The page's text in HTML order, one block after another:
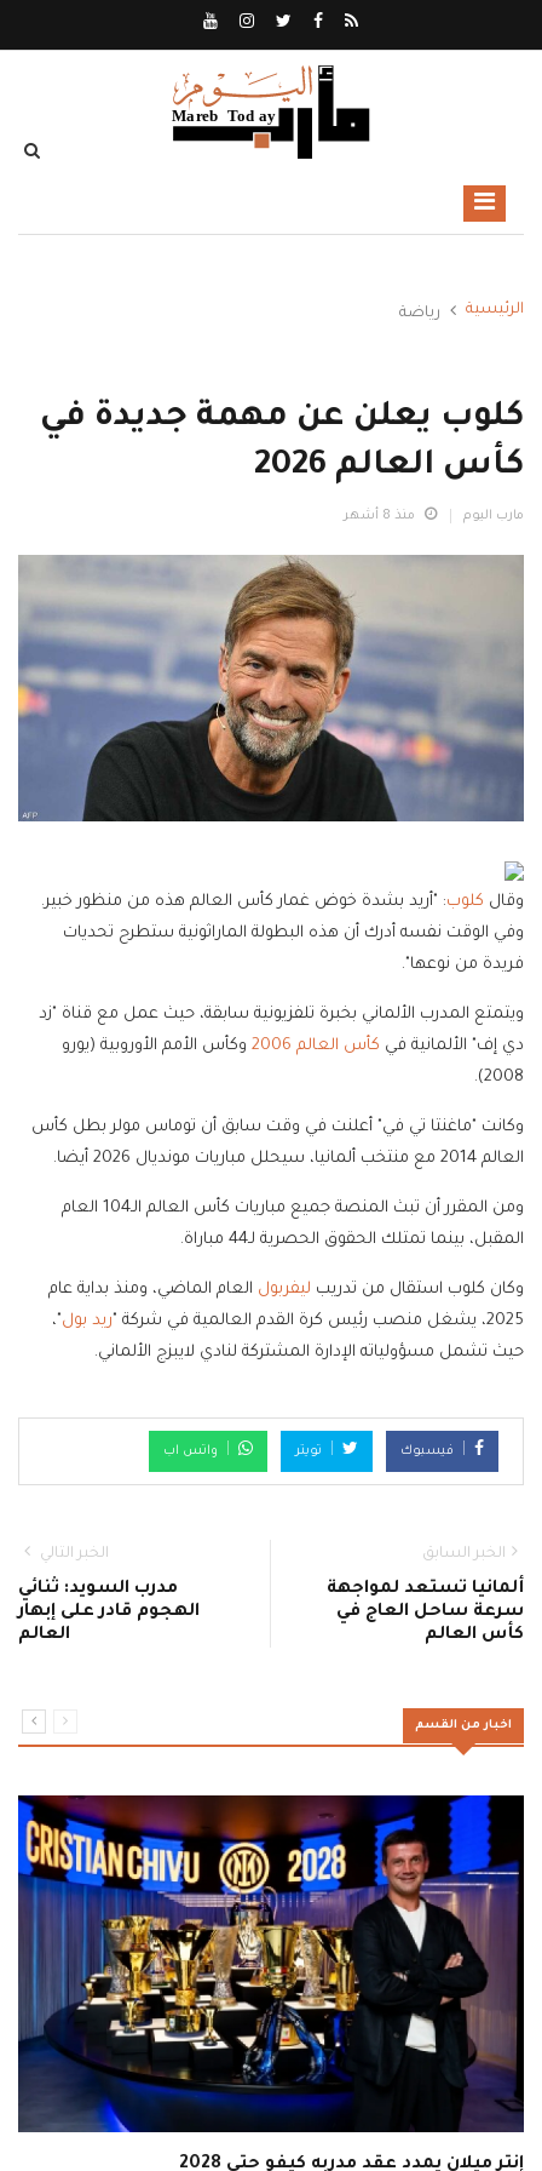
الرئيسية رياضة
كلوب يعلن عن مهمة جديدة في
كأس العالم 2026
مارب اليوم منذ 8 أشهر
وقال كلوب: "أريد بشدة خوض غمار كأس العالم هذه من منظور خبير.
وفي الوقت نفسه أدرك أن هذه البطولة الماراثونية ستطرح تحديات
فريدة من نوعها".
ويتمتع المدرب الألماني بخبرة تلفزيونية سابقة، حيث عمل مع قناة "زد
دي إف" الألمانية في كأس العالم 2006
وكأس الأمم الأوروبية (يورو
2008).
وكانت "ماغنتا تي في" أعلنت في وقت سابق أن توماس مولر بطل كأس
العالم 2014 مع منتخب ألمانيا، سيحلل مباريات مونديال 2026 أيضا.
ومن المقرر أن تبث المنصة جميع مباريات كأس العالم الـ104 العام
المقبل، بينما تمتلك الحقوق الحصرية لـ44 مباراة.
وكان كلوب استقال من تدريب ليفربول العام الماضي، ومنذ بداية عام
2025، يشغل منصب رئيس كرة القدم العالمية في شركة "
ريد بول"،
حيث تشمل مسؤولياته الإدارة المشتركة لنادي لايبزج الألماني.
فيسبوك تويتر واتس اب
الخبر السابق
ألمانيا تستعد لمواجهة
سرعة ساحل العاج في
كأس العالم
الخبر التالي
مدرب السويد: ثنائي
الهجوم قادر على إبهار
العالم
اخبار من القسم
إنتر ميلان يمدد عقد مدربه كيفو حتى 2028